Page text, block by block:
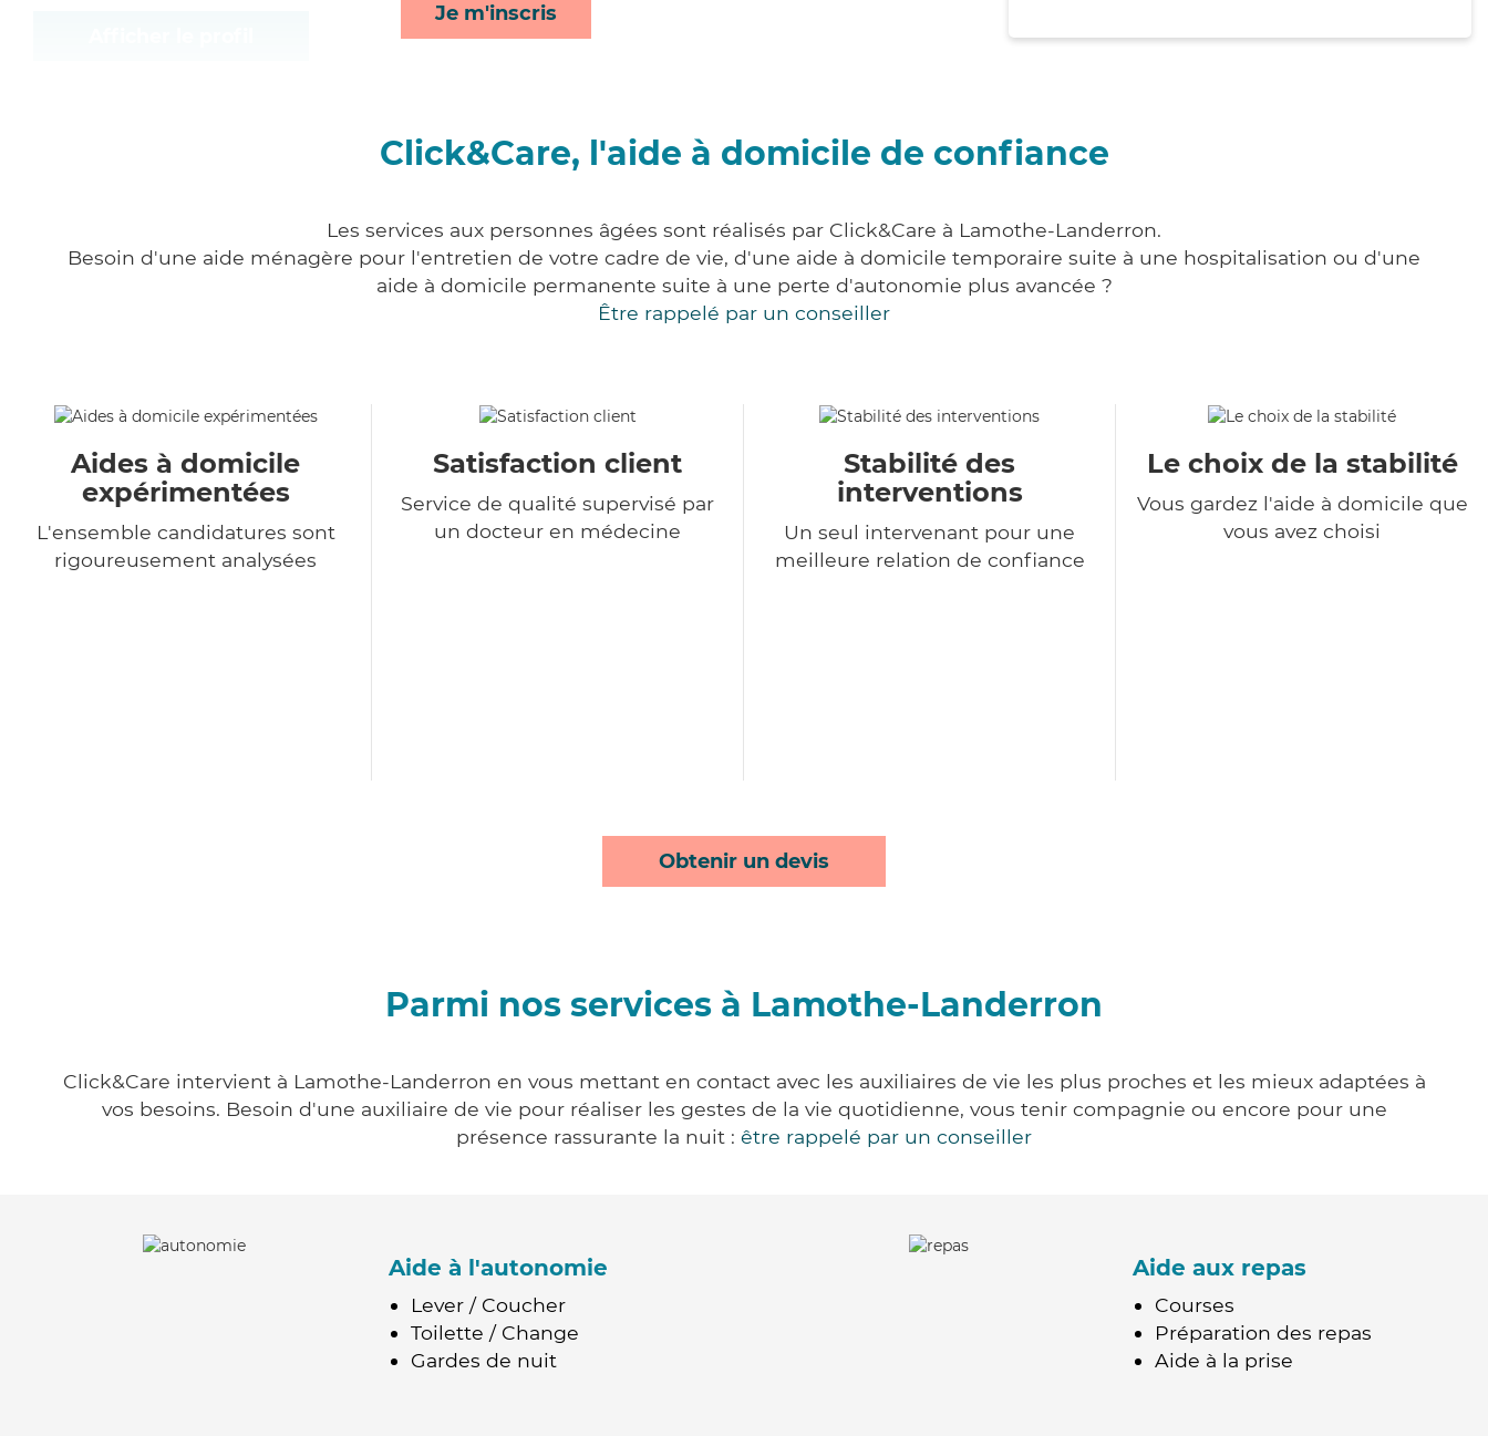
Je m'inscris
Click&Care, l'aide à domicile de confiance
Les services aux personnes âgées sont réalisés par Click&Care à Lamothe-Landerron.
Besoin d'une aide ménagère pour l'entretien de votre cadre de vie, d'une aide à domicile temporaire suite à une hospitalisation ou d'une
aide à domicile permanente suite à une perte d'autonomie plus avancée ?
Être rappelé par un conseiller
Aides à domicile
expérimentées
L'ensemble candidatures sont
rigoureusement analysées
Satisfaction client
Service de qualité supervisé par
un docteur en médecine
Stabilité des
interventions
Un seul intervenant pour une
meilleure relation de confiance
Le choix de la stabilité
Vous gardez l'aide à domicile que
vous avez choisi
Obtenir un devis
Parmi nos services à Lamothe-Landerron
Click&Care intervient à Lamothe-Landerron en vous mettant en contact avec les auxiliaires de vie les plus proches et les mieux adaptées à
vos besoins. Besoin d'une auxiliaire de vie pour réaliser les gestes de la vie quotidienne, vous tenir compagnie ou encore pour une
présence rassurante la nuit : être rappelé par un conseiller
Aide à l'autonomie
Lever / Coucher
Toilette / Change
Gardes de nuit
Aide aux repas
Courses
Préparation des repas
Aide à la prise